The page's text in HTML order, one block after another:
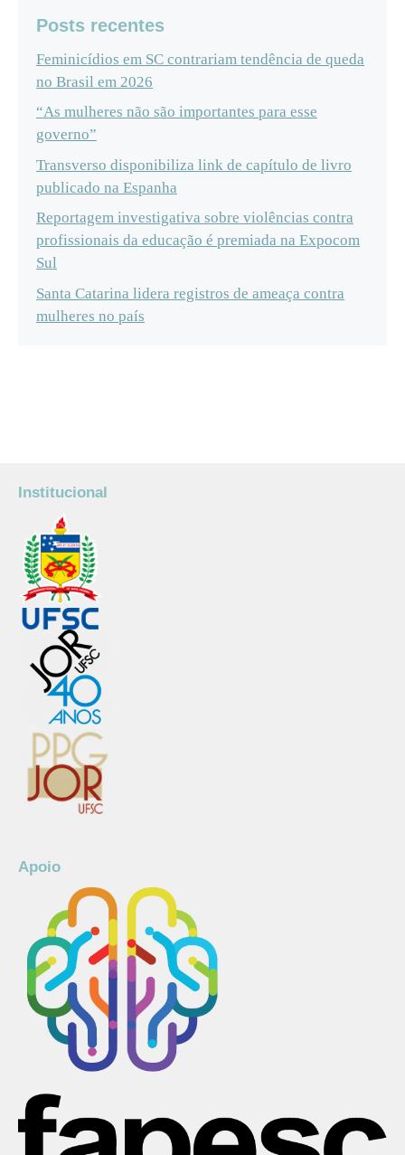
Posts recentes
Feminicídios em SC contrariam tendência de queda
no Brasil em 2026
“As mulheres não são importantes para esse
governo”
Transverso disponibiliza link de capítulo de livro
publicado na Espanha
Reportagem investigativa sobre violências contra
profissionais da educação é premiada na Expocom
Sul
Santa Catarina lidera registros de ameaça contra
mulheres no país
Institucional
Apoio